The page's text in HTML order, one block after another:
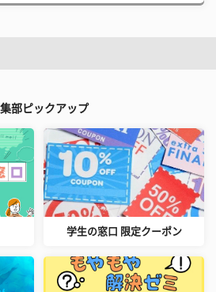
部ピックアップ
学生の窓口 限定クーポン